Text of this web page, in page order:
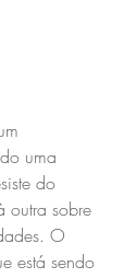
uma
do
outra sobre
O
está sendo